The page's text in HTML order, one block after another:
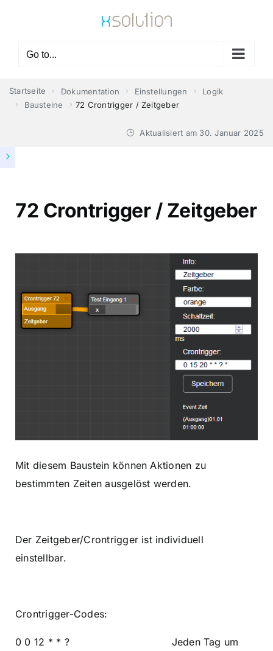
Go to...
Startseite Dokumentation Einstellungen
Logik
Bausteine
72 Crontrigger / Zeitgeber
Aktualisiert am 30. Januar 2025
72 Crontrigger / Zeitgeber
Mit diesem Baustein können Aktionen zu
bestimmten Zeiten ausgelöst werden.
Der Zeitgeber/Crontrigger ist individuell
einstellbar.
Crontrigger-Codes:
0 0 12 * * ? Jeden Tag um